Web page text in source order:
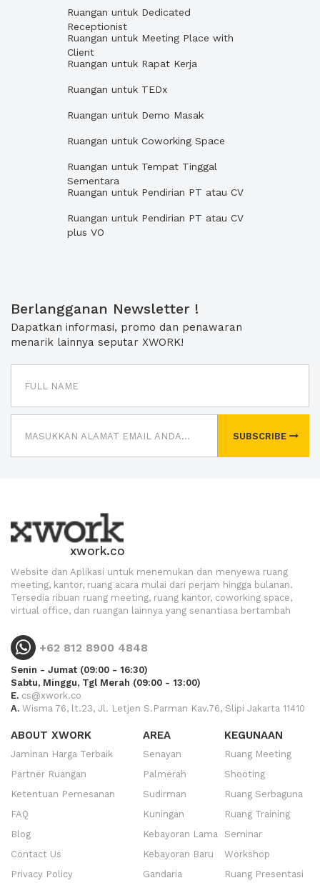
Ruangan untuk Dedicated
Receptionist
Ruangan untuk Meeting Place with
Client
Ruangan untuk Rapat Kerja
Ruangan untuk TEDx
Ruangan untuk Demo Masak
Ruangan untuk Coworking Space
Ruangan untuk Tempat Tinggal
Sementara
Ruangan untuk Pendirian PT atau CV
Ruangan untuk Pendirian PT atau CV
plus VO
Berlangganan Newsletter !
Dapatkan informasi, promo dan penawaran
menarik lainnya seputar XWORK!
SUBSCRIBE
xwork.co
Website dan Aplikasi untuk menemukan dan menyewa ruang
meeting, kantor, ruang acara mulai dari perjam hingga bulanan.
Tersedia ribuan ruang meeting, ruang kantor, coworking space,
virtual office, dan ruangan lainnya yang senantiasa bertambah
+62 812 8900 4848
Senin - Jumat (09:00 - 16:30)
Sabtu, Minggu, Tgl Merah (09:00 - 13:00)
E. cs@xwork.co
A. Wisma 76, lt.23, Jl. Letjen S.Parman Kav.76, Slipi Jakarta 11410
ABOUT XWORK
Jaminan Harga Terbaik
Partner Ruangan
Ketentuan Pemesanan
FAQ
Blog
Contact Us
Privacy Policy
AREA
Senayan
Palmerah
Sudirman
Kuningan
Kebayoran Lama
Kebayoran Baru
Gandaria
KEGUNAAN
Ruang Meeting
Shooting
Ruang Serbaguna
Ruang Training
Seminar
Workshop
Ruang Presentasi